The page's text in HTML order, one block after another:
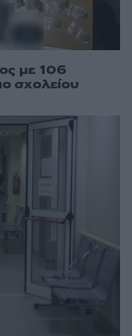
με 106
σχολείου